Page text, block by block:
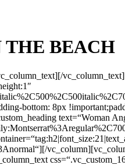
THE BEACH
[/
bottom: 8px
text=“Woman